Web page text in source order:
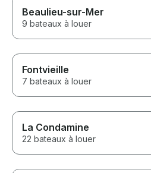
Beaulieu-sur-Mer
9 bateaux à louer
Fontvieille
7 bateaux à louer
La Condamine
22 bateaux à louer